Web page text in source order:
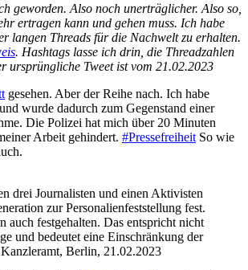
geworden. Also noch unerträglicher. Also so,
ertragen kann und gehen muss. Ich habe
langen Threads für die Nachwelt zu erhalten.
. Hashtags lasse ich drin, die Threadzahlen
ursprüngliche Tweet ist vom 21.02.2023
gesehen. Aber der Reihe nach. Ich habe
wurde dadurch zum Gegenstand einer
Die Polizei hat mich über 20 Minuten
Arbeit gehindert. #Pressefreiheit So wie
drei Journalisten und einen Aktivisten
zur Personalienfeststellung fest.
auch festgehalten. Das entspricht nicht
und bedeutet eine Einschränkung der
Berlin, 21.02.2023